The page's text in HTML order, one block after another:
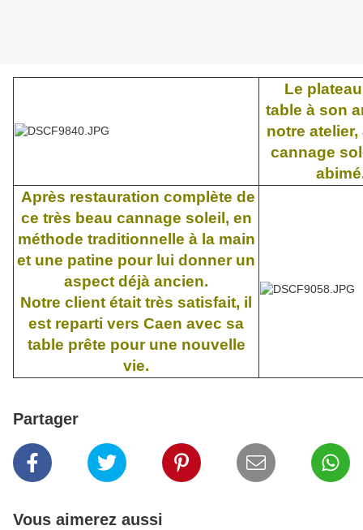
Le
table à son
notre atelier,
cannage
Après restauration complète de
ce très beau cannage soleil, en
méthode traditionnelle à la main
et une patine pour lui donner un
aspect déjà ancien.
Notre client était très satisfait, il
est reparti vers Caen avec sa
table prête pour une nouvelle
vie.
Partager
Vous aimerez aussi